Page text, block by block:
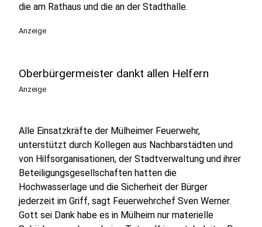
die am Rathaus und die an der Stadthalle.
Anzeige
Oberbürgermeister dankt allen Helfern
Anzeige
Alle Einsatzkräfte der Mülheimer Feuerwehr,
unterstützt durch Kollegen aus Nachbarstädten und
von Hilfsorganisationen, der Stadtverwaltung und ihrer
Beteiligungsgesellschaften hatten die
Hochwasserlage und die Sicherheit der Bürger
jederzeit im Griff, sagt Feuerwehrchef Sven Werner.
Gott sei Dank habe es in Mülheim nur materielle